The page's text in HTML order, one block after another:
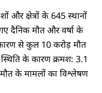
और क्षेत्रों के 645 स्थानों
दैनिक मौत और वर्षा के
से कुल 10 करोड़ मौत
के कारण क्रमश: 3.1
के मामलों का विश्लेषण